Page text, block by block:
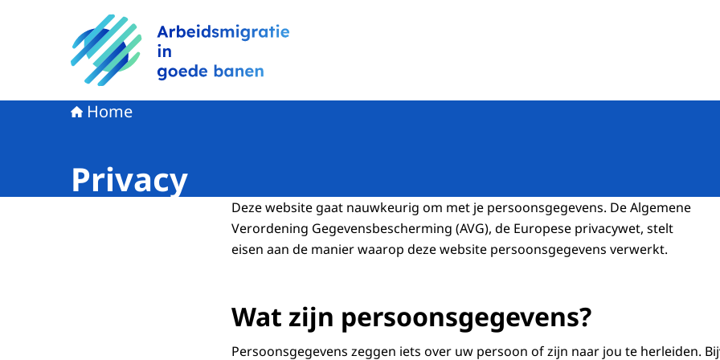
Naar de homepage van Arbeidsmigratie in goede banen
Home
Privacy
Deze website gaat nauwkeurig om met je persoonsgegevens. De Algemene
Verordening Gegevensbescherming (AVG), de Europese privacywet, stelt
eisen aan de manier waarop deze website persoonsgegevens verwerkt.
Wat zijn persoonsgegevens?
Persoonsgegevens zeggen iets over uw persoon of zijn naar jou te herleiden.